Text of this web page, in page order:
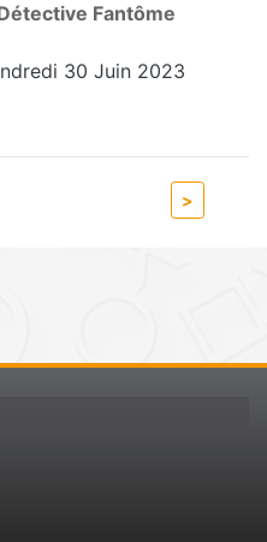
Fantôme
30 Juin 2023
>